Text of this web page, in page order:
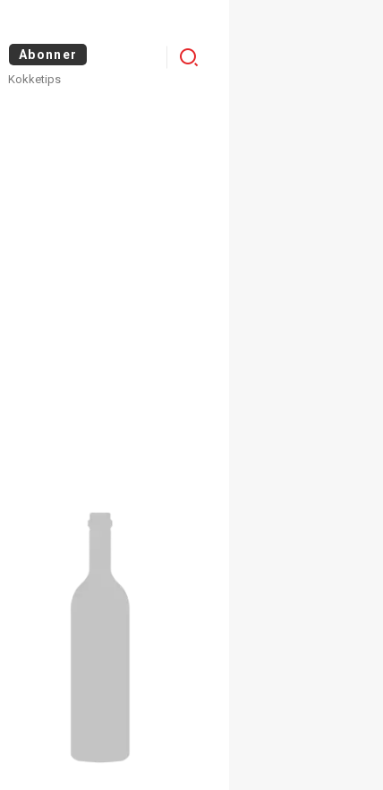
Abonner
Kokketips
Menu